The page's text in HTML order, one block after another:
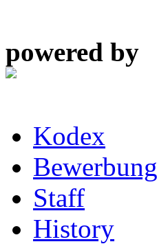
powered by
Kodex
Bewerbung
Staff
History